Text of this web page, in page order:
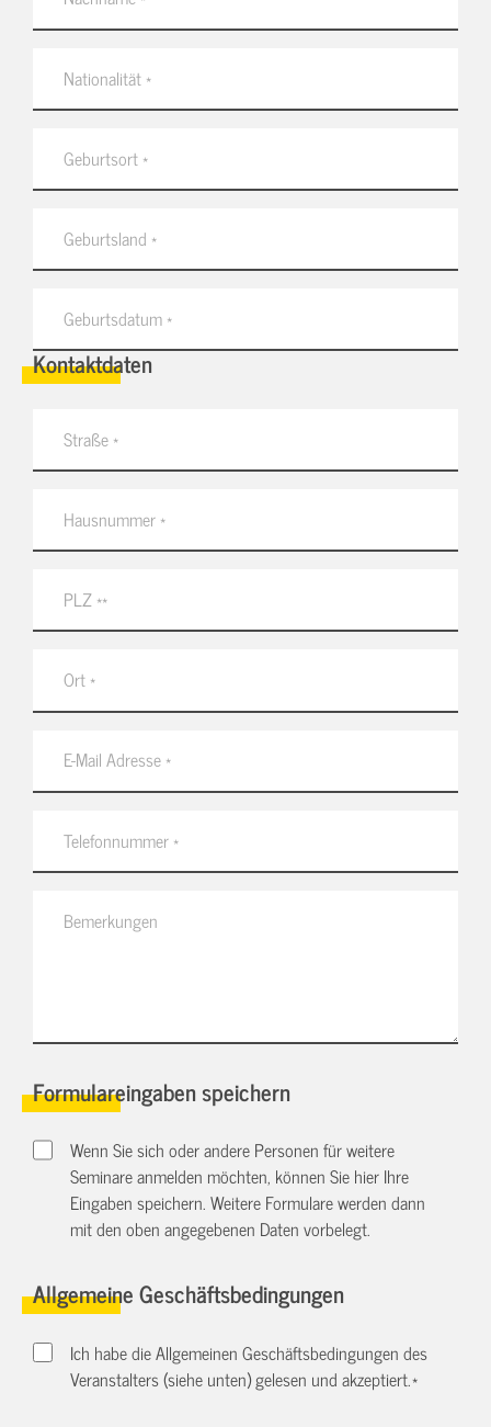
Kontaktdaten
Formulareingaben speichern
Wenn Sie sich oder andere Personen für weitere
Seminare anmelden möchten, können Sie hier Ihre
Eingaben speichern. Weitere Formulare werden dann
mit den oben angegebenen Daten vorbelegt.
Allgemeine Geschäftsbedingungen
Ich habe die Allgemeinen Geschäftsbedingungen des
Veranstalters (siehe unten) gelesen und akzeptiert.*